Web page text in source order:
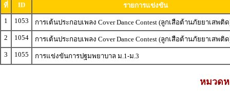
ที่ ID
รายการแข่งขัน
1
1053
การเต้นประกอบเพลง Cover Dance Contest (ลูกเสือต้านภัยยาเสพติ
2
1054
การเต้นประกอบเพลง Cover Dance Contest (ลูกเสือต้านภัยยาเสพติ
3
1055 การแข่งขันการปฐมพยาบาล ม.1-ม.3
หมวด